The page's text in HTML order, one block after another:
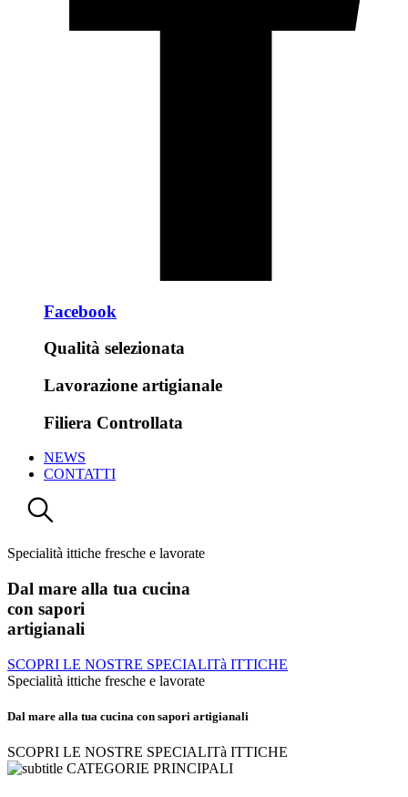
Facebook
Qualità selezionata
Lavorazione artigianale
Filiera Controllata
NEWS
CONTATTI
Specialità ittiche fresche e lavorate
Dal mare alla tua cucina
con sapori
artigianali
SCOPRI LE NOSTRE SPECIALITà ITTICHE
Specialità ittiche fresche e lavorate
Dal mare alla tua cucina con sapori artigianali
SCOPRI LE NOSTRE SPECIALITà ITTICHE
CATEGORIE PRINCIPALI